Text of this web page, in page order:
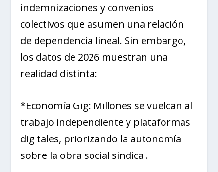
indemnizaciones y convenios
colectivos que asumen una relación
de dependencia lineal. Sin embargo,
los datos de 2026 muestran una
realidad distinta:
*Economía Gig: Millones se vuelcan al
trabajo independiente y plataformas
digitales, priorizando la autonomía
sobre la obra social sindical.